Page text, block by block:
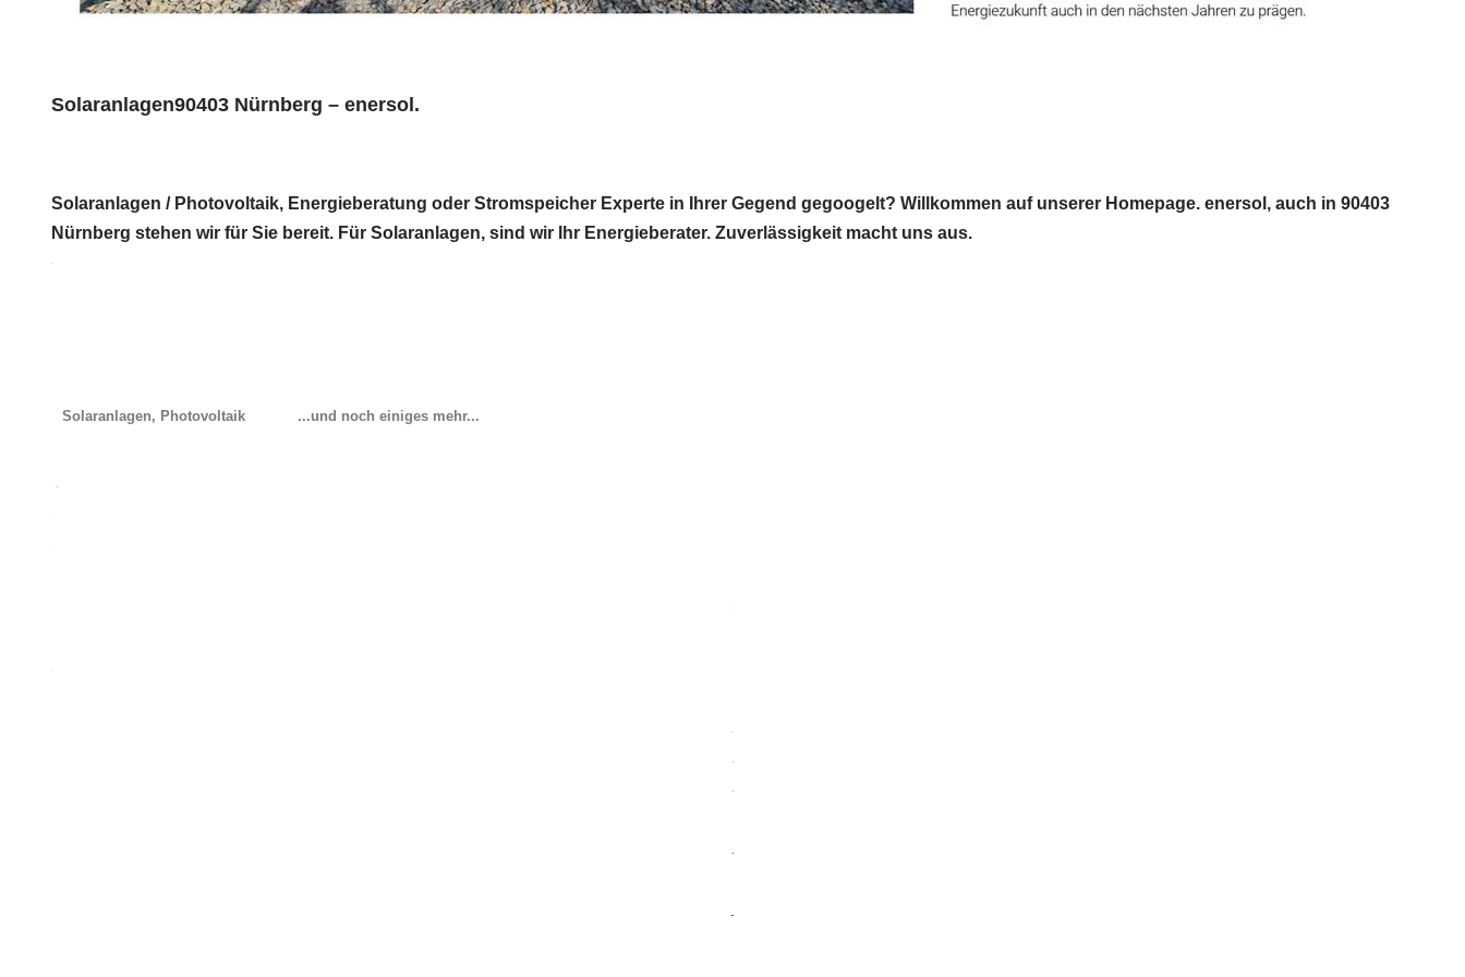
Solaranlagen90403 Nürnberg – enersol.
Solaranlagen / Photovoltaik, Energieberatung oder Stromspeicher Experte in Ihrer Gegend gegoogelt? Willkommen auf unserer Homepage. enersol, auch in 90403
Nürnberg stehen wir für Sie bereit. Für Solaranlagen, sind wir Ihr Energieberater. Zuverlässigkeit macht uns aus.
Solaranlagen, Photovoltaik ...und noch einiges mehr...